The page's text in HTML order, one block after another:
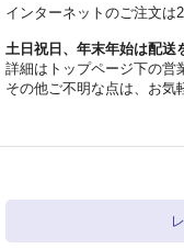
インターネットのご注文は
土日祝日、年末年始は配送
詳細はトップページ下の営
その他ご不明な点は、お気